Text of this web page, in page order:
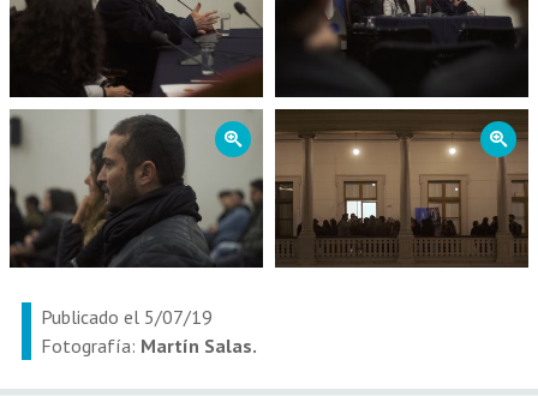
Zoom
Publicado el 5/07/19
Fotografía: Martín Salas.